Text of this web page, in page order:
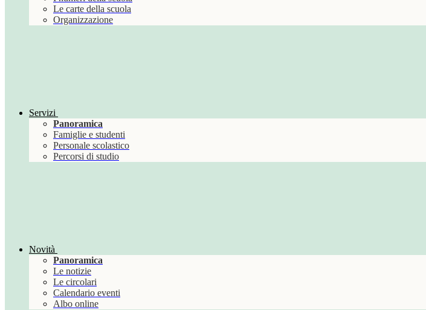
Le carte della scuola
Organizzazione
Servizi
Panoramica
Famiglie e studenti
Personale scolastico
Percorsi di studio
Novità
Panoramica
Le notizie
Le circolari
Calendario eventi
Albo online